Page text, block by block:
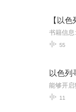
【以
55
以色列
11